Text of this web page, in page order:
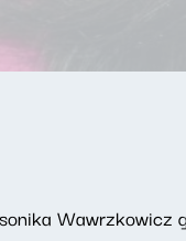
Wawrzkowicz